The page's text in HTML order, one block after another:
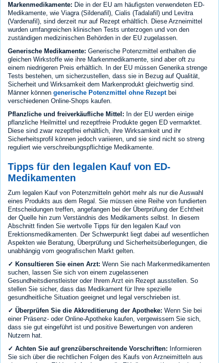
Markenmedikamente: Die in der EU am häufigsten verwendeten ED-
Medikamente, wie Viagra (Sildenafil), Cialis (Tadalafil) und Levitra
(Vardenafil), sind derzeit nur auf Rezept erhältlich. Diese Arzneimittel
wurden umfangreichen klinischen Tests unterzogen und von den
zuständigen medizinischen Behörden in der EU zugelassen.
Generische Medikamente: Generische Potenzmittel enthalten die
gleichen Wirkstoffe wie ihre Markenmedikamente, sind aber oft zu
einem niedrigeren Preis erhältlich. In der EU müssen Generika strenge
Tests bestehen, um sicherzustellen, dass sie in Bezug auf Qualität,
Sicherheit und Wirksamkeit dem Markenprodukt gleichwertig sind.
Männer können generische Potenzmittel ohne Rezeptbei
verschiedenen Online-Shops kaufen.
Pflanzliche und freiverkäufliche Mittel: In der EU werden einige
pflanzliche Heilmittel und rezeptfreie Produkte gegen ED vermarktet.
Diese sind zwar rezeptfrei erhältlich, ihre Wirksamkeit und ihr
Sicherheitsprofil können jedoch variieren, und sie sind nicht so streng
reguliert wie verschreibungspflichtige Medikamente.
Tipps für den legalen Kauf von ED-
Medikamenten
Zum legalen Kauf von Potenzmitteln gehört mehr als nur die Auswahl
eines Produkts aus dem Regal. Sie müssen eine Reihe von fundierten
Entscheidungen treffen, angefangen bei der Überprüfung der Echtheit
der Quelle hin zum Verständnis des Medikaments selbst. In diesem
Abschnitt finden Sie wertvolle Tipps für den legalen Kauf von
Erektionsmedikamenten. Der Schwerpunkt liegt dabei auf wesentlichen
Aspekten wie Beratung, Überprüfung und Sicherheitsüberlegungen, die
unabhängig vom geografischen Markt gelten.
✓ Konsultieren Sie einen Arzt: Wenn Sie nach Markenmedikamenten
suchen, lassen Sie sich von einem zugelassenen
Gesundheitsdienstleister oder Ihrem Arzt ein Rezept ausstellen. So
stellen Sie sicher, dass das Medikament für Ihre spezielle
gesundheitliche Situation geeignet und legal verschrieben ist.
✓ Überprüfen Sie die Akkreditierung der Apotheke: Wenn Sie bei
einer Präsenz- oder Online-Apotheke kaufen, vergewissern Sie sich,
dass sie gut eingeführt ist und positive Bewertungen von anderen
Nutzern hat.
✓ Achten Sie auf grenzüberschreitende Vorschriften: Informieren
Sie sich über die rechtlichen Folgen des Kaufs von Arzneimitteln aus